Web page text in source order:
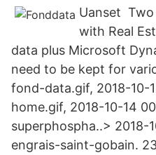
Uanset Two
with Real
data plus Microsoft
need to be kept for
fond-data.gif, 2018-10-
home.gif, 2018-10-14
superphospha..> 2018-
engrais-saint-gobain.